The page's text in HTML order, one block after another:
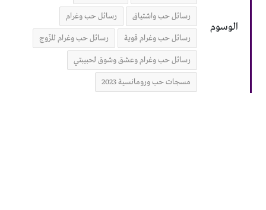
الوسوم
رسائل حب واشتياق رسائل حب وغرام
رسائل حب وغرام قوية رسائل حب وغرام للزّوج
رسائل حب وغرام وعشق وشوق لحبيبتي
مسجات حب ورومانسية 2023